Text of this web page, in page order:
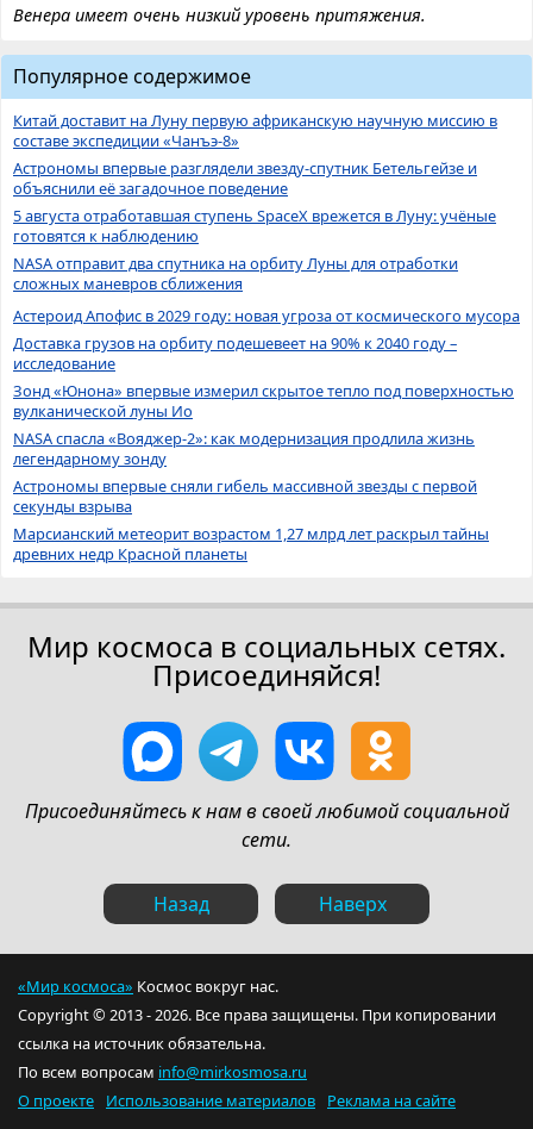
Венера имеет очень низкий уровень притяжения.
Популярное содержимое
Китай доставит на Луну первую африканскую научную миссию в
составе экспедиции «Чанъэ-8»
Астрономы впервые разглядели звезду-спутник Бетельгейзе и
объяснили её загадочное поведение
5 августа отработавшая ступень SpaceX врежется в Луну: учёные
готовятся к наблюдению
NASA отправит два спутника на орбиту Луны для отработки
сложных маневров сближения
Астероид Апофис в 2029 году: новая угроза от космического мусора
Доставка грузов на орбиту подешевеет на 90% к 2040 году –
исследование
Зонд «Юнона» впервые измерил скрытое тепло под поверхностью
вулканической луны Ио
NASA спасла «Вояджер-2»: как модернизация продлила жизнь
легендарному зонду
Астрономы впервые сняли гибель массивной звезды с первой
секунды взрыва
Марсианский метеорит возрастом 1,27 млрд лет раскрыл тайны
древних недр Красной планеты
Мир космоса в социальных сетях.
Присоединяйся!
Присоединяйтесь к нам в своей любимой социальной
сети.
Назад Наверх
«Мир космоса» Космос вокруг нас.
Copyright © 2013 - 2026. Все права защищены. При копировании
ссылка на источник обязательна.
По всем вопросам info@mirkosmosa.ru
О проекте
Использование материалов Реклама на сайте